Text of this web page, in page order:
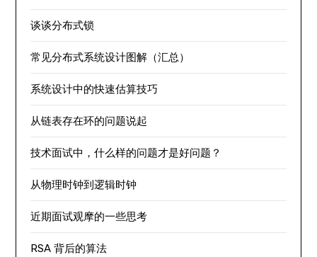
谈谈分布式锁
常见分布式系统设计图解（汇总）
系统设计中的快速估算技巧
从链表存在环的问题说起
技术面试中，什么样的问题才是好问题？
从物理时钟到逻辑时钟
近期面试观摩的一些思考
RSA 背后的算法